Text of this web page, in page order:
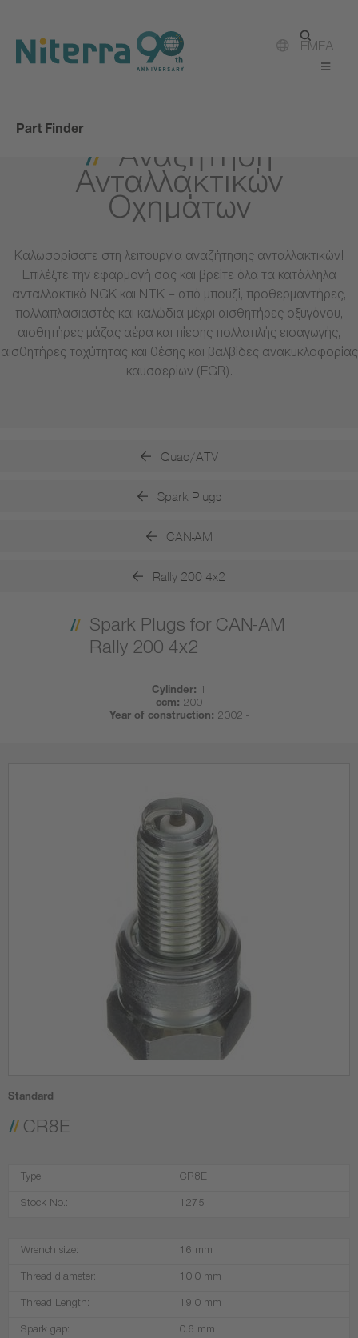
main
navigation
main
content
footer
EMEA
Part Finder
Αναζήτηση
Ανταλλακτικών
Οχημάτων
Καλωσορίσατε στη λειτουργία αναζήτησης ανταλλακτικών!
Επιλέξτε την εφαρμογή σας και βρείτε όλα τα κατάλληλα
ανταλλακτικά NGK και NTK – από μπουζί, προθερμαντήρες,
πολλαπλασιαστές και καλώδια μέχρι αισθητήρες οξυγόνου,
αισθητήρες μάζας αέρα και πίεσης πολλαπλής εισαγωγής,
αισθητήρες ταχύτητας και θέσης και βαλβίδες ανακυκλοφορίας
καυσαερίων (EGR).
Quad/ATV
Spark Plugs
CAN-AM
Rally 200 4x2
Spark Plugs for CAN-AM
Rally 200 4x2
Cylinder: 1
ccm: 200
Year of construction: 2002 -
Standard
CR8E
Type: CR8E
Stock No.: 1275
Wrench size: 16 mm
Thread diameter: 10,0 mm
Thread Length: 19,0 mm
Spark gap: 0.6 mm